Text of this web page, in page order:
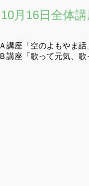
10月16日全体
Ａ講座「空のよもや
Ｂ講座「歌って元気、